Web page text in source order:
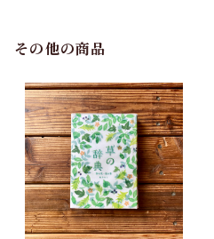
その他の商品